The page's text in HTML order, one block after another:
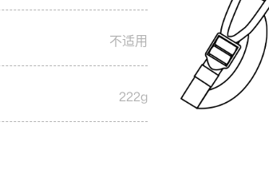
不适用
222g